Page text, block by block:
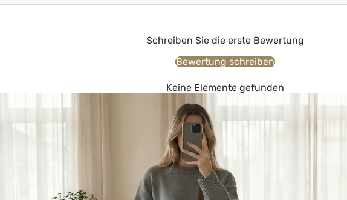
Schreiben Sie die erste Bewertung
Bewertung schreiben
Keine Elemente gefunden